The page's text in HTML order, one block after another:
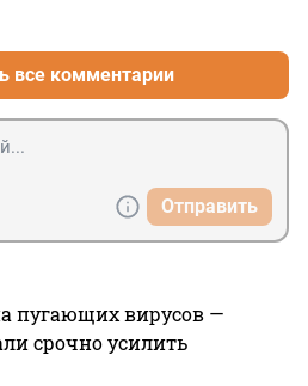
все комментарии
Отправить
пугающих вирусов —
срочно усилить